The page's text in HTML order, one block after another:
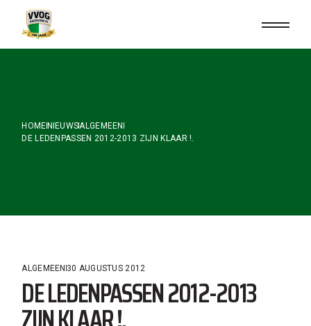
content
HOME NIEUWSALGEMEEN
DE LEDENPASSEN 2012-2013 ZIJN KLAAR !.
ALGEMEEN 30 AUGUSTUS 2012
DE LEDENPASSEN 2012-2013